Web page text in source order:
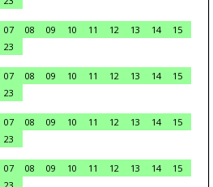
07 08 09 10 11 12 13 14
15
23
07 08 09 10 11 12 13 14
15
23
07 08 09 10 11 12 13 14
15
23
07 08 09 10 11 12 13 14
15